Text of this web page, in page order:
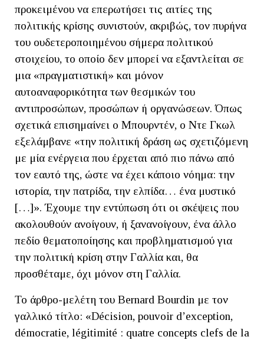
προκειμένου να επερωτήσει τις αιτίες της
πολιτικής κρίσης συνιστούν, ακριβώς, τον πυρήνα
του ουδετεροποιημένου σήμερα πολιτικού
στοιχείου, το οποίο δεν μπορεί να εξαντλείται σε
μια «πραγματιστική» και μόνον
αυτοαναφορικότητα των θεσμικών του
αντιπροσώπων, προσώπων ή οργανώσεων. Όπως
σχετικά επισημαίνει ο Μπουρντέν, ο Ντε Γκωλ
εξελάμβανε «την πολιτική δράση ως σχετιζόμενη
με μία ενέργεια που έρχεται από πιο πάνω από
τον εαυτό της, ώστε να έχει κάποιο νόημα: την
ιστορία, την πατρίδα, την ελπίδα… ένα μυστικό
[…]». Έχουμε την εντύπωση ότι οι σκέψεις που
ακολουθούν ανοίγουν, ή ξανανοίγουν, ένα άλλο
πεδίο θεματοποίησης και προβληματισμού για
την πολιτική κρίση στην Γαλλία και, θα
προσθέταμε, όχι μόνον στη Γαλλία.
Το άρθρο-μελέτη του Bernard Bourdin με τον
γαλλικό τίτλο: «Décision, pouvoir d’exception,
démocratie, légitimité : quatre concepts clefs de la